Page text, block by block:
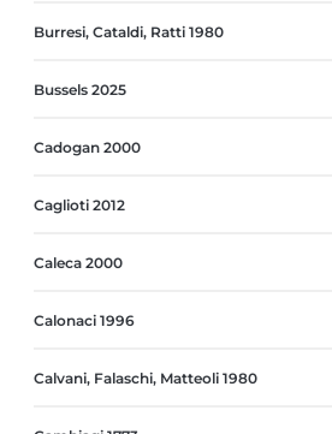
Burresi, Cataldi, Ratti 1980
Bussels 2025
Cadogan 2000
Caglioti 2012
Caleca 2000
Calonaci 1996
Calvani, Falaschi, Matteoli 1980